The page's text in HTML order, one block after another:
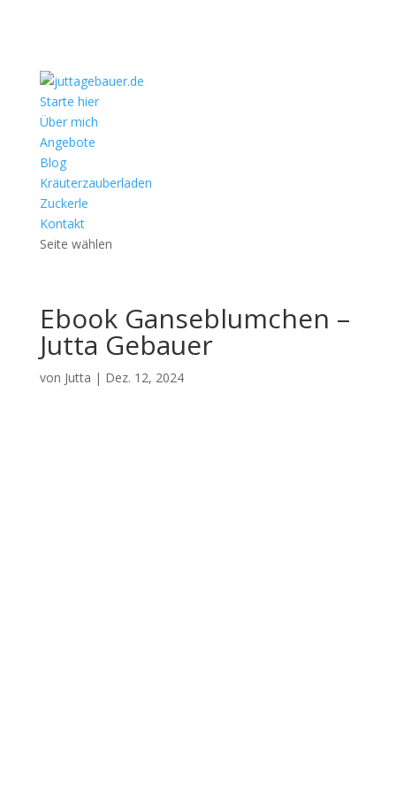
Starte hier
Über mich
Angebote
Blog
Kräuterzauberladen
Zuckerle
Kontakt
Seite wählen
Ebook Ganseblumchen –
Jutta Gebauer
von Jutta | Dez. 12, 2024